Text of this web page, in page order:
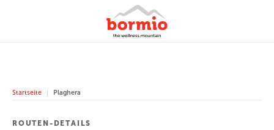
Startseite Plaghera
ROUTEN-DETAILS